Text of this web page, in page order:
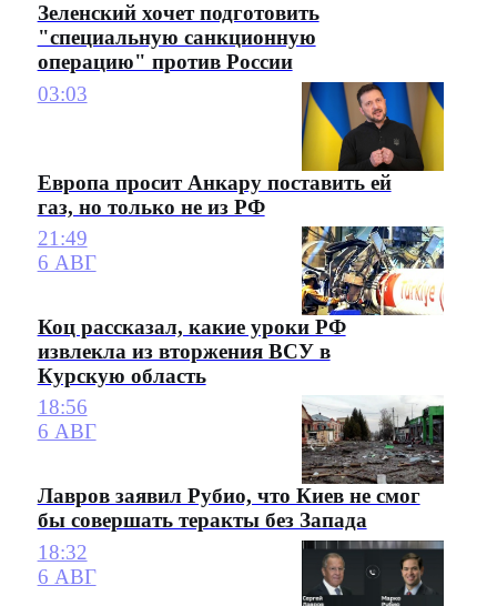
Зеленский хочет подготовить
"специальную санкционную
операцию" против России
03:03
Европа просит Анкару поставить ей
газ, но только не из РФ
21:49
6 АВГ
Коц рассказал, какие уроки РФ
извлекла из вторжения ВСУ в
Курскую область
18:56
6 АВГ
Лавров заявил Рубио, что Киев не смог
бы совершать теракты без Запада
18:32
6 АВГ